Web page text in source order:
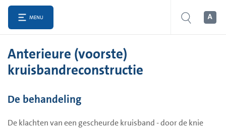
MENU
Anterieure (voorste)
kruisbandreconstructie
De behandeling
De klachten van een gescheurde kruisband - door de knie